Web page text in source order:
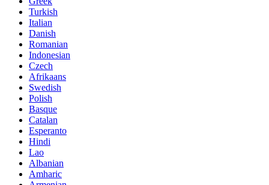
Turkish
Italian
Danish
Romanian
Indonesian
Czech
Afrikaans
Swedish
Polish
Basque
Catalan
Esperanto
Hindi
Lao
Albanian
Amharic